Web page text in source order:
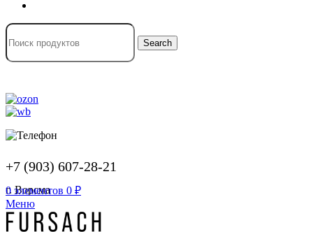
Search
+7 (903) 607-28-21
г. Ворсма
0 элементов 0 ₽
Меню